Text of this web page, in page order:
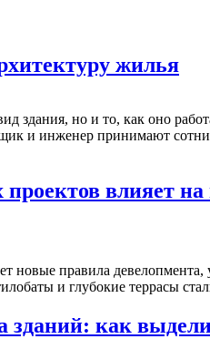
жилья
здания, но и то, как оно
и инженер принимают
влияет
новые правила
и глубокие террасы
зданий: как